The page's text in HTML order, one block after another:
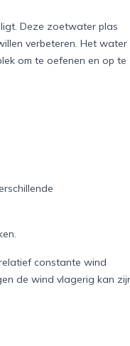
Deze zoetwater plas
verbeteren. Het water
om te oefenen en op te
constante wind
de wind vlagerig kan